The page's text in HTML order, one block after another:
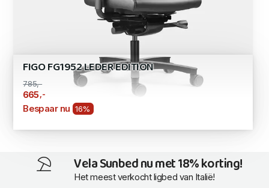
FIGO FG1952 LEDER EDITION
785,-
665 ,-
Bespaar nu 16%
Vela Sunbed nu met 18% korting!
Het meest verkocht ligbed van Italië!